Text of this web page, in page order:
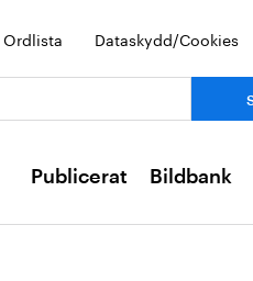
Ordlista Dataskydd/Cookies
Publicerat Bildbank